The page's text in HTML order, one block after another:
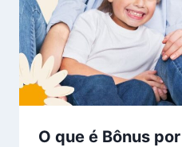
O que é Bônus